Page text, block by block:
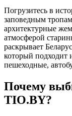
Погрузитесь в
заповедным
архитектурные
атмосферой
раскрывает
который подходит
пешеходные,
Почему
TIO.BY?